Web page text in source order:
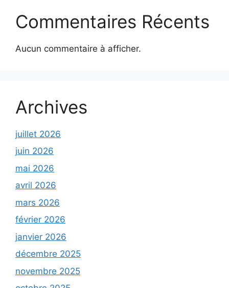
Commentaires Récents
Aucun commentaire à afficher.
Archives
juillet 2026
juin 2026
mai 2026
avril 2026
mars 2026
février 2026
janvier 2026
décembre 2025
novembre 2025